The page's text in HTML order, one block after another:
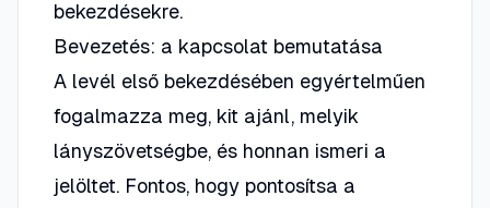
bekezdésekre.
Bevezetés: a kapcsolat bemutatása
A levél első bekezdésében egyértelműen
fogalmazza meg, kit ajánl, melyik
lányszövetségbe, és honnan ismeri a
jelöltet. Fontos, hogy pontosítsa a